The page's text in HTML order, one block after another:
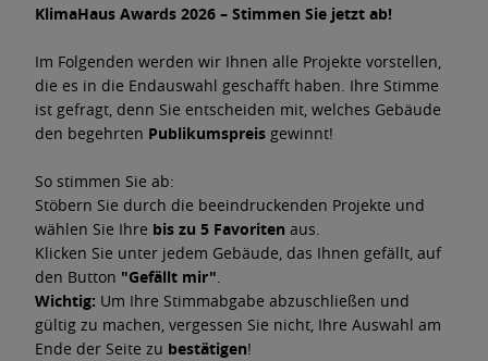
KlimaHaus Awards 2026 – Stimmen Sie jetzt ab!
Im Folgenden werden wir Ihnen alle Projekte vorstellen,
die es in die Endauswahl geschafft haben. Ihre Stimme
ist gefragt, denn Sie entscheiden mit, welches Gebäude
den begehrten Publikumspreis gewinnt!
So stimmen Sie ab:
Stöbern Sie durch die beeindruckenden Projekte und
wählen Sie Ihre bis zu 5 Favoriten aus.
Klicken Sie unter jedem Gebäude, das Ihnen gefällt, auf
den Button "Gefällt mir".
Wichtig: Um Ihre Stimmabgabe abzuschließen und
gültig zu machen, vergessen Sie nicht, Ihre Auswahl am
Ende der Seite zu bestätigen!